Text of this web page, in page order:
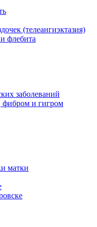
(телеангиэктазия)
флебита
заболеваний
фибром и гигром
матки